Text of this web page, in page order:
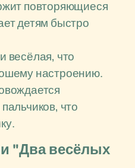
повторяющиеся
детям быстро
весёлая, что
настроению.
что
"Два весёлых